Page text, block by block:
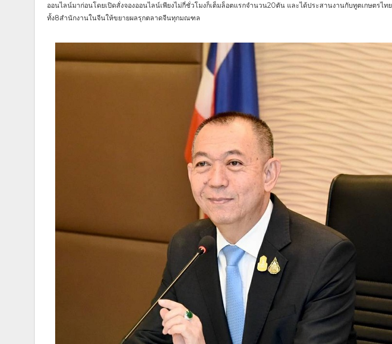
ออนไลน์มาก่อนโดยเปิดสั่งจองออนไลน์เพียงไม่กี่ชั่วโมงก็เต็มล็อตแรกจำนวน20ตัน และได้ประสานงานกับทูตเกษตรไทย
ทั้ง8สำนักงานในจีนให้ขยายผลรุกตลาดจีนทุกมณฑล